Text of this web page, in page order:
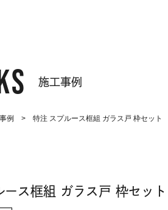
施工事例
例 > 特注 スプルース框組 ガラス戸 枠セット
ース框組 ガラス戸 枠セット